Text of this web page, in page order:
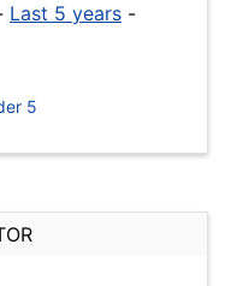
Last 5 years -
5